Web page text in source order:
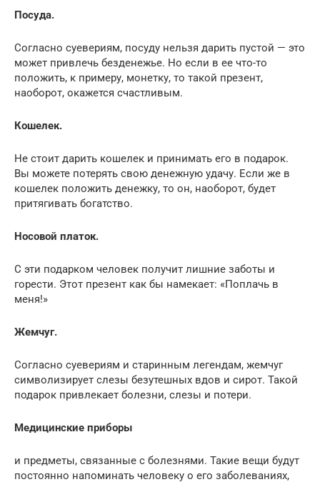
Посуда.
Согласно суевериям, посуду нельзя дарить пустой — это
может привлечь безденежье. Но если в ее что-то
положить, к примеру, монетку, то такой презент,
наоборот, окажется счастливым.
Кошелек.
Не стоит дарить кошелек и принимать его в подарок.
Вы можете потерять свою денежную удачу. Если же в
кошелек положить денежку, то он, наоборот, будет
притягивать богатство.
Носовой платок.
С эти подарком человек получит лишние заботы и
горести. Этот презент как бы намекает: «Поплачь в
меня!»
Жемчуг.
Согласно суевериям и старинным легендам, жемчуг
символизирует слезы безутешных вдов и сирот. Такой
подарок привлекает болезни, слезы и потери.
Медицинские приборы
и предметы, связанные с болезнями. Такие вещи будут
постоянно напоминать человеку о его заболеваниях,